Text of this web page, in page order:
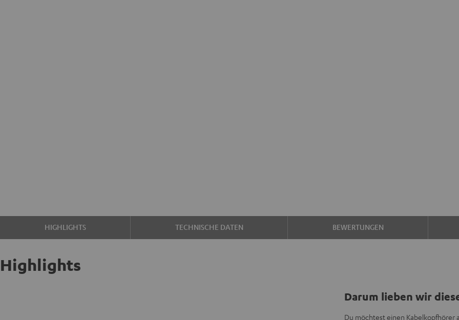
HIGHLIGHTS TECHNISCHE DATEN BEWERTUNGEN
Highlights
Darum lieben wir
Du möchtest einen Kabelkopfhörer